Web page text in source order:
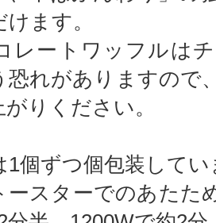
ます。
レートワッフルは
恐れがありますので
りください。
個ずつ個包装してい
スターでのあたた